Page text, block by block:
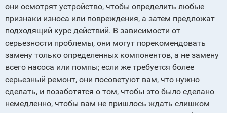
они осмотрят устройство, чтобы определить любые
признаки износа или повреждения, а затем предложат
подходящий курс действий. В зависимости от
серьезности проблемы, они могут порекомендовать
замену только определенных компонентов, а не замену
всего насоса или помпы; если же требуется более
серьезный ремонт, они посоветуют вам, что нужно
сделать, и позаботятся о том, чтобы это было сделано
немедленно, чтобы вам не пришлось ждать слишком